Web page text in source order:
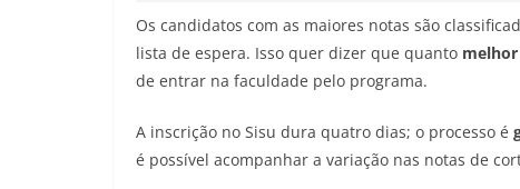
Os candidatos com as maiores notas são
lista de espera. Isso quer dizer que quanto
de entrar na faculdade pelo programa.
A inscrição no Sisu dura quatro dias; o processo é
é possível acompanhar a variação nas notas de